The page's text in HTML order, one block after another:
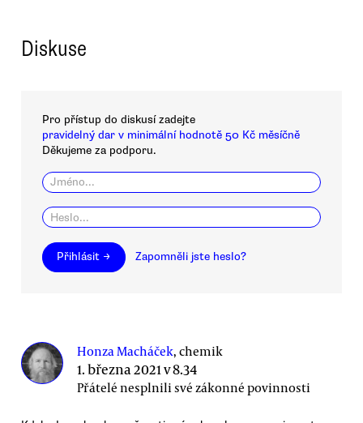
Diskuse
Pro přístup do diskusí zadejte
pravidelný dar v minimální hodnotě 50 Kč měsíčně
Děkujeme za podporu.
Přihlásit → Zapomněli jste heslo?
Honza Macháček, chemik
1. března 2021 v 8.34
Přátelé nesplnili své zákonné povinnosti